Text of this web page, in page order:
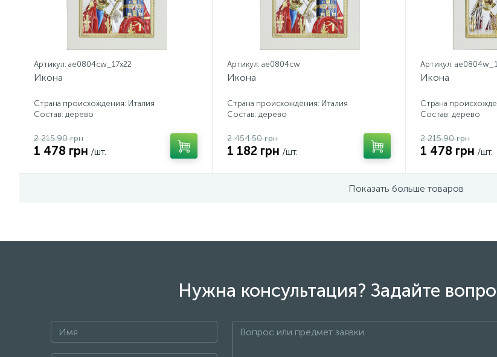
Артикул: ae0804cw_17х22
Икона
Страна происхождения: Италия
Состав: дерево
2 215.90 грн
1 478 грн /шт.
Артикул: ae0804cw
Икона
Страна происхождения: Италия
Состав: дерево
2 454.50 грн
1 182 грн /шт.
Артикул:
Икона
Страна
Состав: дерево
2 215.90 грн
1 478 грн /шт.
Показать больше товаров
Нужна консультация? Задайте